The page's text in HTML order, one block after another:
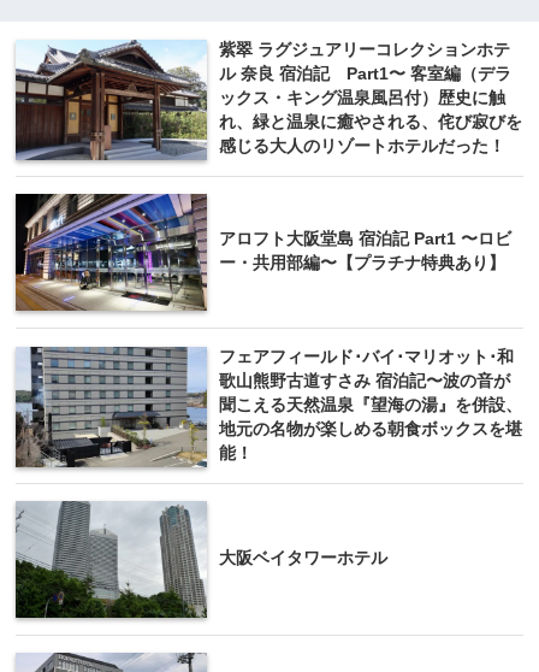
紫翠 ラグジュアリーコレクションホテ
ル 奈良 宿泊記 Part1〜 客室編（デラ
ックス・キング温泉風呂付）歴史に触
れ、緑と温泉に癒やされる、侘び寂びを
感じる大人のリゾートホテルだった！
アロフト大阪堂島 宿泊記 Part1 〜ロビ
ー・共用部編〜【プラチナ特典あり】
フェアフィールド･バイ･マリオット･和
歌山熊野古道すさみ 宿泊記〜波の音が
聞こえる天然温泉『望海の湯』を併設、
地元の名物が楽しめる朝食ボックスを堪
能！
大阪ベイタワーホテル